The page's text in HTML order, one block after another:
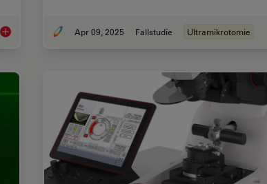
How Fluorescence Guides Sectioning of Resin-embedded EM Samples
Apr 09, 2025 Fallstudie Ultramikrotomie